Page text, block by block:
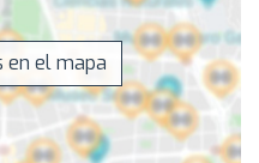
en el mapa